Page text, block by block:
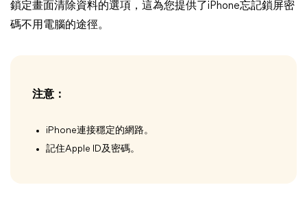
鎖定畫面清除資料的選項，這為您提供了iPhone忘記鎖屏密
碼不用電腦的途徑。
注意：
iPhone連接穩定的網路。
記住Apple ID及密碼。